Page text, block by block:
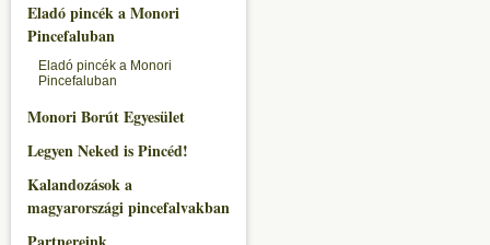
Eladó pincék a Monori
Pincefaluban
Eladó pincék a Monori
Pincefaluban
Monori Borút Egyesület
Legyen Neked is Pincéd!
Kalandozások a
magyarországi pincefalvakban